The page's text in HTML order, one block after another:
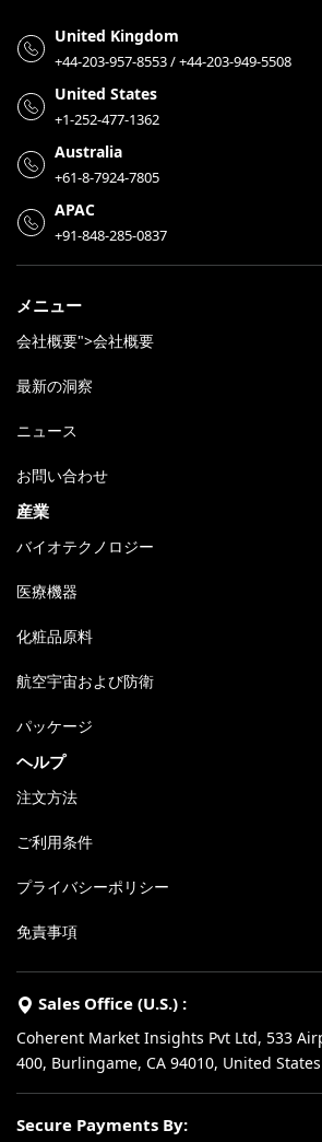
United Kingdom
+44-203-957-8553 / +44-203-949-5508
United States
+1-252-477-1362
Australia
+61-8-7924-7805
APAC
+91-848-285-0837
メニュー
会社概要">会社概要
最新の洞察
ニュース
お問い合わせ
産業
バイオテクノロジー
医療機器
化粧品原料
航空宇宙および防衛
パッケージ
ヘルプ
注文方法
ご利用条件
プライバシーポリシー
免責事項
Sales Office (U.S.) :
Coherent Market Insights Pvt Ltd, 533
400, Burlingame, CA 94010, United States
Secure Payments By: